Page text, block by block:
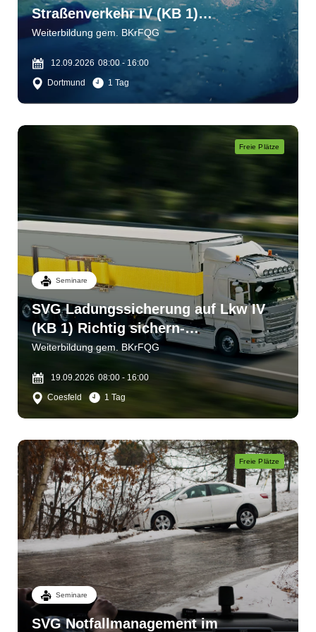
Straßenverkehr IV (KB 1)
Wahrnehmen - einschätzen -
Weiterbildung gem. BKrFQG
12.09.2026 08:00 - 16:00
Dortmund
1 Tag
Freie Plätze
Seminare
SVG Ladungssicherung auf Lkw IV
(KB 1) Richtig sichern-
verantwortlich handeln
Weiterbildung gem. BKrFQG
19.09.2026 08:00 - 16:00
Coesfeld
1 Tag
Freie Plätze
Seminare
SVG Notfallmanagement im